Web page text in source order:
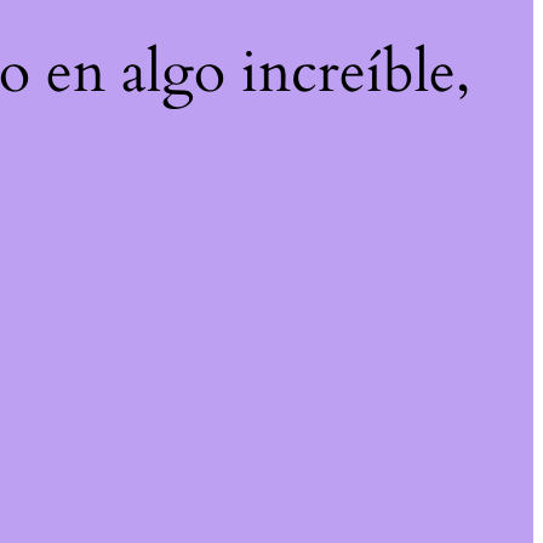
en algo increíble,